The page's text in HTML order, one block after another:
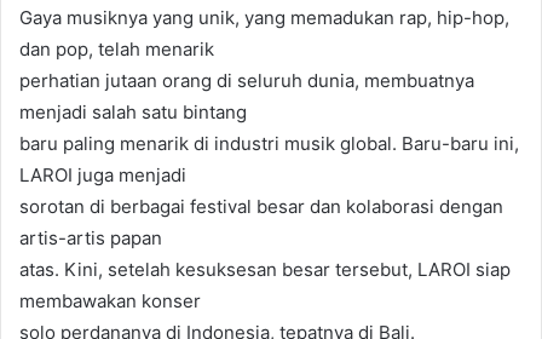
Gaya musiknya yang unik, yang memadukan rap, hip-hop,
dan pop, telah menarik
perhatian jutaan orang di seluruh dunia, membuatnya
menjadi salah satu bintang
baru paling menarik di industri musik global. Baru-baru ini,
LAROI juga menjadi
sorotan di berbagai festival besar dan kolaborasi dengan
artis-artis papan
atas. Kini, setelah kesuksesan besar tersebut, LAROI siap
membawakan konser
solo perdananya di Indonesia, tepatnya di Bali.